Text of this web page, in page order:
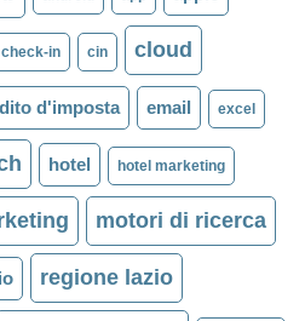
check-in cin cloud
d'imposta email excel
hotel hotel marketing
motori di ricerca
regione lazio